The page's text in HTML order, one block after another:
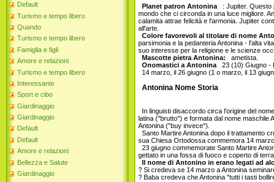
Default
Turismo e tempo libero
Quando
Turismo e tempo libero
Famiglia e figli
Amore e relazioni
Turismo e tempo libero
Interessante
Sport e cibo
Giardinaggio
Giardinaggio
Default
Default
Amore e relazioni
Bellezza e Salute
Giardinaggio
Planet patron Antonina
: Jupiter. Questo
mondo che ci circonda in una luce migliore.
calamita attrae felicità e l'armonia. Jupiter
all'arte.
Colore favorevoli al titolare di nome
parsimonia e la pedanteria Antonina - l'alta
suo interesse per la religione e le scienze
Mascotte pietra Antonina:
ametista.
Onomastici a Antonina
23 (10) Giugno -
14 marzo, il 26 giugno (1 o marzo, il 13
Antonina Nome Storia
In linguisti disaccordo circa l'origine del
latina ("brutto") e formata dal nome maschile
Antonina ("buy invece").
Santo Martire Antonina dopo il trattamento
sua Chiesa Ortodossa commemora 14
23 giugno commemorate Santo Martire
gettato in una fossa di fuoco e coperto di
Il nome di Antonino in erano legati ad
? Si credeva se 14 marzo a Antonina
? Baba credeva che Antonina "tutti i tasti